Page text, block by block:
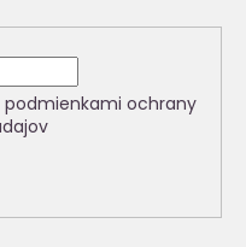
podmienkami ochrany